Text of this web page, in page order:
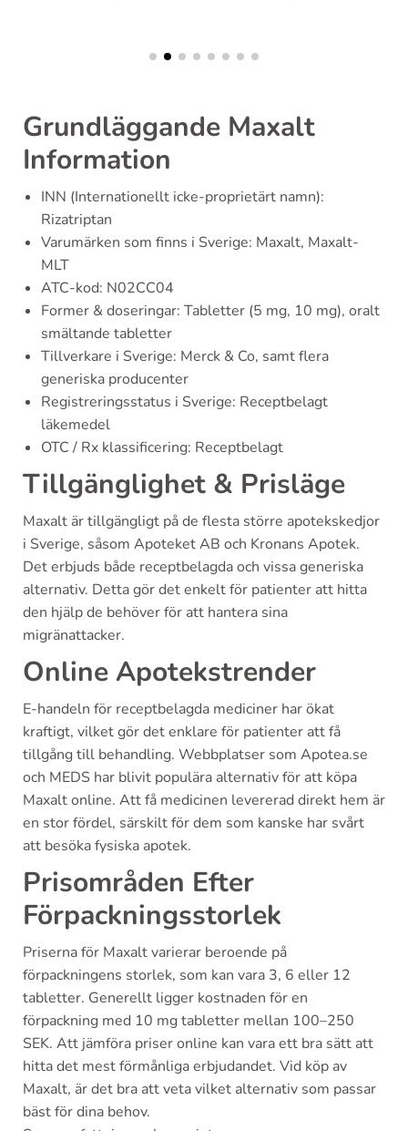
Grundläggande Maxalt
Information
INN (Internationellt icke-proprietärt namn):
Rizatriptan
Varumärken som finns i Sverige: Maxalt, Maxalt-
MLT
ATC-kod: N02CC04
Former & doseringar: Tabletter (5 mg, 10 mg), oralt
smältande tabletter
Tillverkare i Sverige: Merck & Co, samt flera
generiska producenter
Registreringsstatus i Sverige: Receptbelagt
läkemedel
OTC / Rx klassificering: Receptbelagt
Tillgänglighet & Prisläge
Maxalt är tillgängligt på de flesta större apotekskedjor
i Sverige, såsom Apoteket AB och Kronans Apotek.
Det erbjuds både receptbelagda och vissa generiska
alternativ. Detta gör det enkelt för patienter att hitta
den hjälp de behöver för att hantera sina
migränattacker.
Online Apotekstrender
E-handeln för receptbelagda mediciner har ökat
kraftigt, vilket gör det enklare för patienter att få
tillgång till behandling. Webbplatser som Apotea.se
och MEDS har blivit populära alternativ för att köpa
Maxalt online. Att få medicinen levererad direkt hem är
en stor fördel, särskilt för dem som kanske har svårt
att besöka fysiska apotek.
Prisområden Efter
Förpackningsstorlek
Priserna för Maxalt varierar beroende på
förpackningens storlek, som kan vara 3, 6 eller 12
tabletter. Generellt ligger kostnaden för en
förpackning med 10 mg tabletter mellan 100–250
SEK. Att jämföra priser online kan vara ett bra sätt att
hitta det mest förmånliga erbjudandet. Vid köp av
Maxalt, är det bra att veta vilket alternativ som passar
bäst för dina behov.